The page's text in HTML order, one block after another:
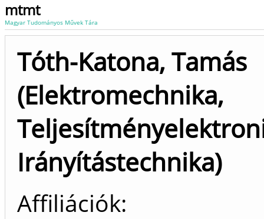
mtmt
Magyar Tudományos Művek Tára
Tóth-Katona, Tamás
(Elektromechnika,
Irányítástechnika)
Affiliációk